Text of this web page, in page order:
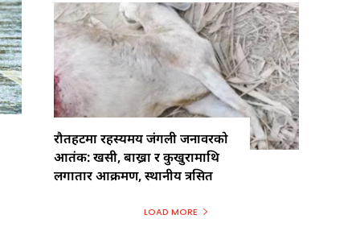
रौतहटमा रहस्यमय जंगली जनावरको
आतंक: खसी, बाख्रा र कुखुरामाथि
लगातार आक्रमण, स्थानीय त्रसित
LOAD MORE